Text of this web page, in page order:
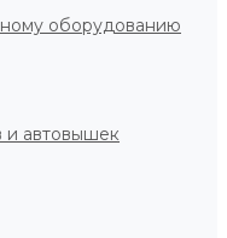
оборудованию
и автовышек